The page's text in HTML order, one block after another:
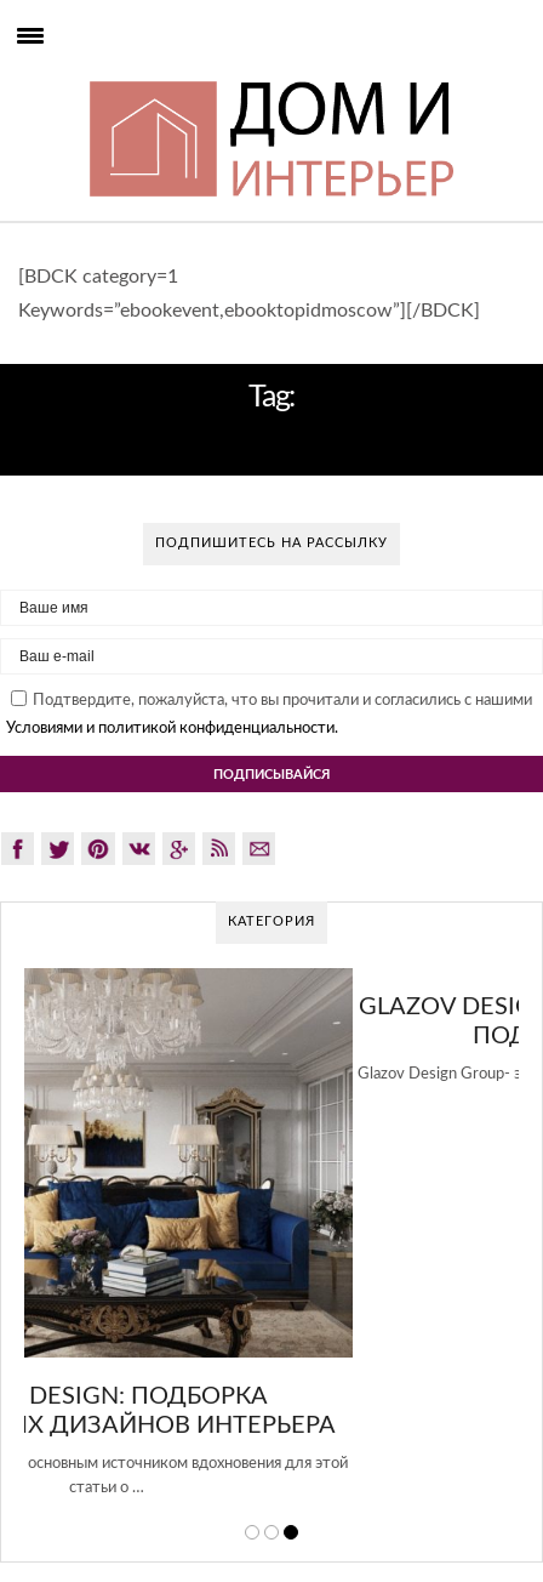
[BDCK category=1
Keywords=”ebookevent,ebooktopidmoscow”][/BDCK]
Tag:
ПОДПИШИТЕСЬ НА РАССЫЛКУ
Подтвердите, пожалуйста, что вы прочитали и согласились с нашими
Условиями и политикой конфиденциальности.
КАТЕГОРИЯ
GLAZOV DESIGN GROUP – УНИКАЛЬНЫЙ
ПОДХОД К ДИЗАЙНУ
Glazov Design Group- это одна из лучших студий дизайна интерьера